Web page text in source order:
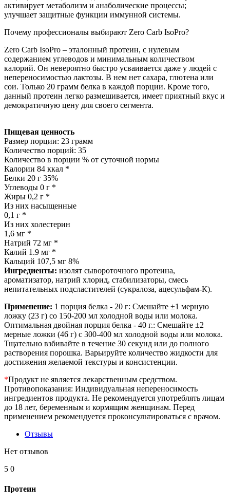
активирует метаболизм и анаболические процессы;
улучшает защитные функции иммунной системы.
Почему профессионалы выбирают Zero Carb IsoPro?
Zero Carb IsoPro – эталонный протеин, с нулевым
содержанием углеводов и минимальным количеством
калорий. Он невероятно быстро усваивается даже у людей с
непереносимостью лактозы. В нем нет сахара, глютена или
сои. Только 20 грамм белка в каждой порции. Кроме того,
данный протеин легко размешивается, имеет приятный вкус и
демократичную цену для своего сегмента.
Пищевая ценность
Размер порции: 23 грамм
Количество порций: 35
Количество в порции % от суточной нормы
Калории 84 ккал *
Белки 20 г 35%
Углеводы 0 г *
Жиры 0,2 г *
Из них насыщенные
0,1 г *
Из них холестерин
1,6 мг *
Натрий 72 мг *
Калий 1.9 мг *
Кальций 107,5 мг 8%
Ингредиенты: изолят сывороточного протеина,
ароматизатор, натрий хлорид, стабилизаторы, смесь
непитательных подсластителей (cукралоза, ацесульфам-К).
Применение: 1 порция белка - 20 г: Смешайте ±1 мерную
ложку (23 г) со 150-200 мл холодной воды или молока.
Оптимальная двойная порция белка - 40 г.: Смешайте ±2
мерные ложки (46 г) с 300-400 мл холодной воды или молока.
Тщательно взбивайте в течение 30 секунд или до полного
растворения порошка. Варьируйте количество жидкости для
достижения желаемой текстуры и консистенции.
*Продукт не является лекарственным средством.
Противопоказания: Индивидуальная непереносимость
ингредиентов продукта. Не рекомендуется употреблять лицам
до 18 лет, беременным и кормящим женщинам. Перед
применением рекомендуется проконсультироваться с врачом.
Отзывы
Нет отзывов
5 0
Протеин